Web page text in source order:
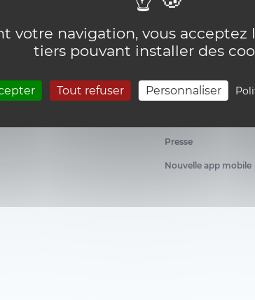
votre navigation, vous
tiers pouvant installer des
Tout refuser Personnaliser
RDV futur étudiant
Presse
Nouvelle app mobile